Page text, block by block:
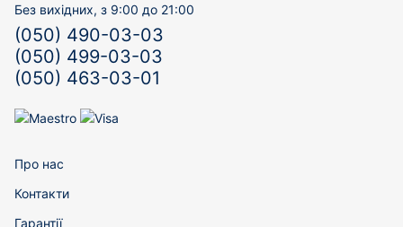
Без вихідних, з 9:00 до 21:00
(050) 490-03-03
(050) 499-03-03
(050) 463-03-01
Про нас
Контакти
Гарантії